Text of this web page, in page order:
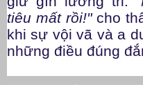
tiêu mất rồi!"cho
khi sự vội vã và a
những điều đúng